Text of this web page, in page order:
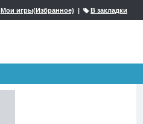
Мои игры(Избранное) | В закладки